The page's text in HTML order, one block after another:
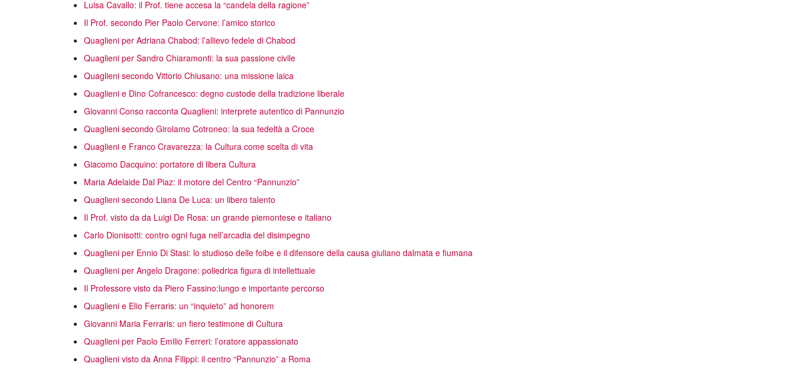
Luisa Cavallo: il Prof. tiene accesa la “candela della ragione”
Il Prof. secondo Pier Paolo Cervone: l’amico storico
Quaglieni per Adriana Chabod: l’allievo fedele di Chabod
Quaglieni per Sandro Chiaramonti: la sua passione civile
Quaglieni secondo Vittorio Chiusano: una missione laica
Quaglieni e Dino Cofrancesco: degno custode della tradizione liberale
Giovanni Conso racconta Quaglieni: interprete autentico di Pannunzio
Quaglieni secondo Girolamo Cotroneo: la sua fedeltà a Croce
Quaglieni e Franco Cravarezza: la Cultura come scelta di vita
Giacomo Dacquino: portatore di libera Cultura
Maria Adelaide Dal Piaz: il motore del Centro “Pannunzio”
Quaglieni secondo Liana De Luca: un libero talento
Il Prof. visto da da Luigi De Rosa: un grande piemontese e italiano
Carlo Dionisotti: contro ogni fuga nell’arcadia del disimpegno
Quaglieni per Ennio Di Stasi: lo studioso delle foibe e il difensore della causa giuliano dalmata e fiumana
Quaglieni per Angelo Dragone: poliedrica figura di intellettuale
Il Professore visto da Piero Fassino:lungo e importante percorso
Quaglieni e Elio Ferraris: un “inquieto” ad honorem
Giovanni Maria Ferraris: un fiero testimone di Cultura
Quaglieni per Paolo Emilio Ferreri: l’oratore appassionato
Quaglieni visto da Anna Filippi: il centro “Pannunzio” a Roma